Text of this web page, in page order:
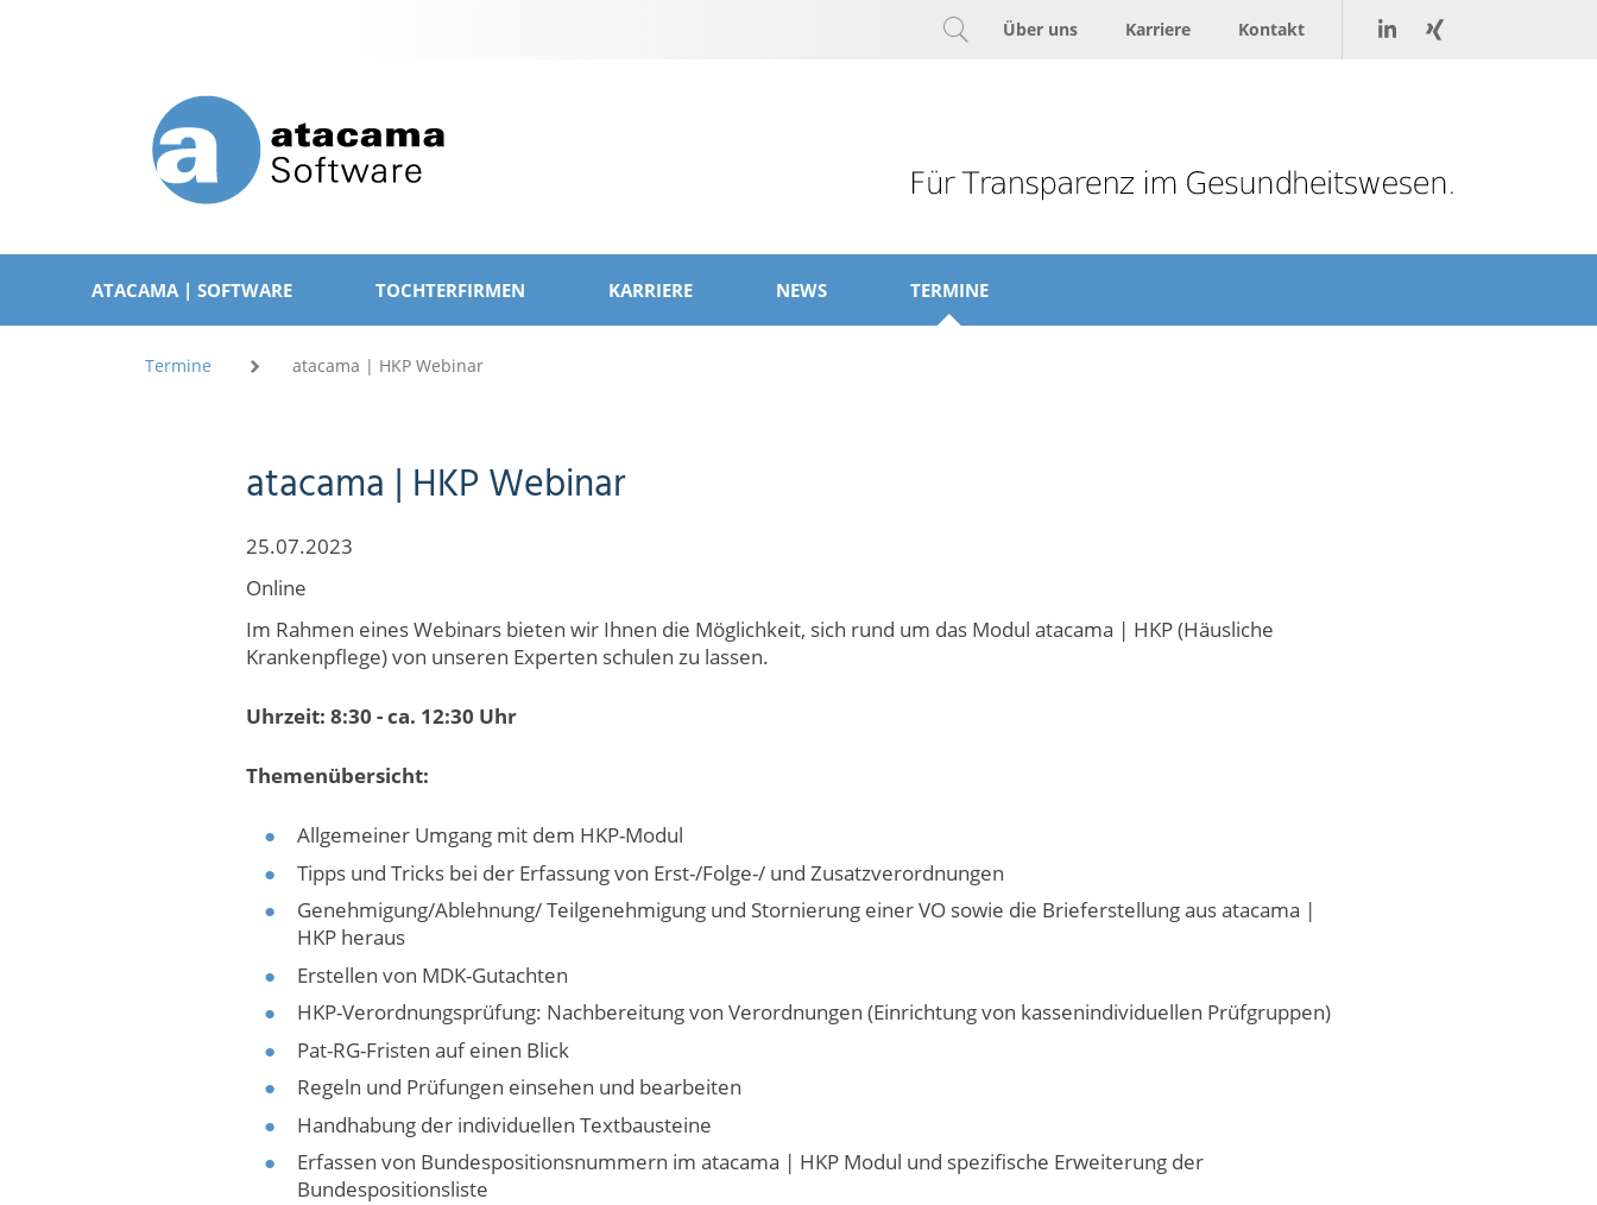
Kontakt
Karriere
Über uns
NAVIGATION
ÜBERSPRINGENATACAMA | SOFTWARE TOCHTERFIRMEN KARRIERE NEWS TERMINE
Termine atacama | HKP Webinar
atacama | HKP Webinar
25.07.2023
Online
Im Rahmen eines Webinars bieten wir Ihnen die Möglichkeit, sich rund um das Modul atacama | HKP (Häusliche
Krankenpflege) von unseren Experten schulen zu lassen.
Uhrzeit: 8:30 - ca. 12:30 Uhr
Themenübersicht:
Allgemeiner Umgang mit dem HKP-Modul
Tipps und Tricks bei der Erfassung von Erst-/Folge-/ und Zusatzverordnungen
Genehmigung/Ablehnung/ Teilgenehmigung und Stornierung einer VO sowie die Brieferstellung aus atacama |
HKP heraus
Erstellen von MDK-Gutachten
HKP-Verordnungsprüfung: Nachbereitung von Verordnungen (Einrichtung von kassenindividuellen Prüfgruppen)
Pat-RG-Fristen auf einen Blick
Regeln und Prüfungen einsehen und bearbeiten
Handhabung der individuellen Textbausteine
Erfassen von Bundespositionsnummern im atacama | HKP Modul und spezifische Erweiterung der
Bundespositionsliste